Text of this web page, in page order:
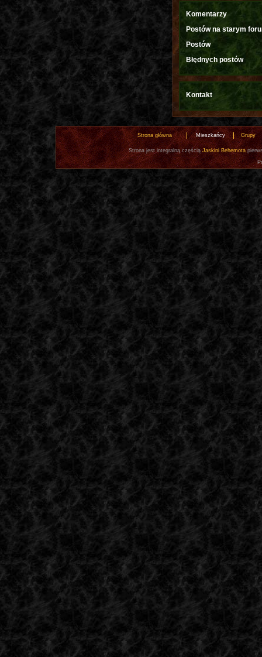
Komentarzy
Postów na starym
Postów
Błędnych postów
Kontakt
Strona główna Mieszkańcy Grupy
Strona jest integralną częścią Jaskini Behemota